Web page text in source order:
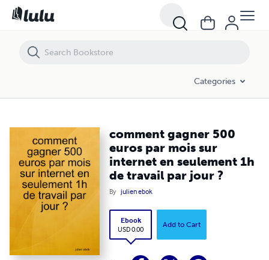
Categories
comment gagner 500
euros par mois sur
internet en seulement 1h
de travail par jour ?
By julien ebok
Ebook
USD 0.00
Add to Cart
comment gagner 500 euros par mois sur internet en seulement 1h